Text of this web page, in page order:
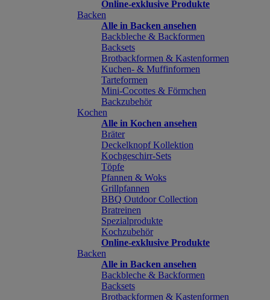
Online-exklusive Produkte
Backen
Alle in Backen ansehen
Backbleche & Backformen
Backsets
Brotbackformen & Kastenformen
Kuchen- & Muffinformen
Tarteformen
Mini-Cocottes & Förmchen
Backzubehör
Kochen
Alle in Kochen ansehen
Bräter
Deckelknopf Kollektion
Kochgeschirr-Sets
Töpfe
Pfannen & Woks
Grillpfannen
BBQ Outdoor Collection
Bratreinen
Spezialprodukte
Kochzubehör
Online-exklusive Produkte
Backen
Alle in Backen ansehen
Backbleche & Backformen
Backsets
Brotbackformen & Kastenformen